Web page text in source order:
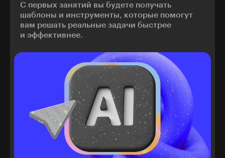
С первых занятий вы будете получать
шаблоны и инструменты, которые помогут
вам решать реальные задачи быстрее
и эффективнее.